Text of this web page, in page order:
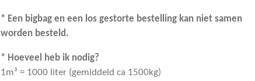
* Een bigbag en een los gestorte bestelling kan niet samen
worden besteld.
* Hoeveel heb ik nodig?
1m³ = 1000 liter (gemiddeld ca 1500kg)